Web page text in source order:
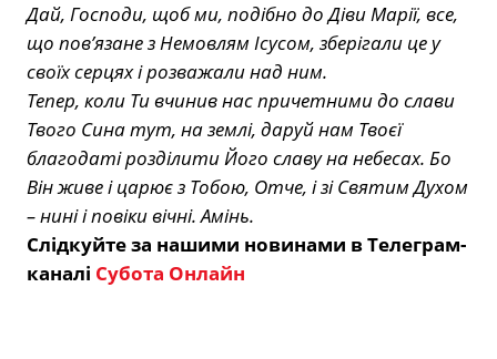
Дай, Господи, щоб ми, подібно до Діви Марії, все,
що пов’язане з Немовлям Ісусом, зберігали це у
своїх серцях і розважали над ним.
Тепер, коли Ти вчинив нас причетними до слави
Твого Сина тут, на землі, даруй нам Твоєї
благодаті розділити Його славу на небесах. Бо
Він живе і царює з Тобою, Отче, і зі Святим Духом
– нині і повіки вічні. Амінь.
Слідкуйте за нашими новинами в Телеграм-
каналі Субота Онлайн